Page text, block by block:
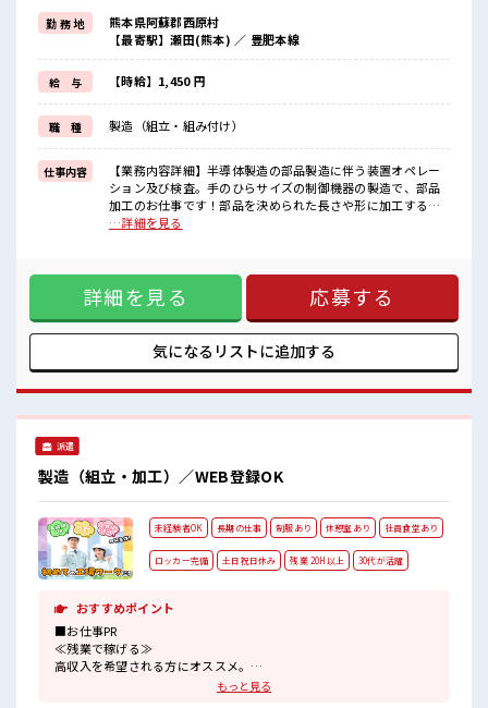
週末は家族や友人と一緒にプライベート満喫！
≪動きやすい制服アリ≫
制服があるので、
毎日の服装の悩み解消♪
≪未経験OKの仕事≫
新しいことにチャレンジするのは不安だけど、
しっかり働く環境が整っています！
イチからスキルUP・ステップUP目指していきましょう！
≪収入アップを目指せる≫
高時給だらけの派遣のお仕事です！
■職場の雰囲気
少人数でアットホームな雰囲気の職場！
時間があれば昼寝もしちゃおう！
程よく残業あり！
勤 務 地
熊本県阿蘇郡西原村
【最寄駅】瀬田(熊本) ／ 豊肥本線
給 与 【時給】1,450 円
職 種 製造（組立・組み付け）
仕事内容
【業務内容詳細】半導体製造の部品製造に伴う装置オペレー
ション及び検査。手のひらサイズの制御機器の製造で、部品
加工のお仕事です！部品を決められた長さや形に加工する工
程です。カット設備や専用治具を用いて作業を行います。イ
残業は月20時間未満で、 ほどよく稼げます♪ ≪週休2日制≫
週末は家族や友人と一緒にプライベート満喫！ ≪動きやすい
制服アリ≫ 制服があるので、 毎日の服装の悩み解消♪ ≪未経
験OKの仕事≫ 新しいことにチャレンジするのは不安だけど、
しっかり働く環境が整っています！ イチからスキルUP・ステ
ップUP目指していきましょう！ ≪収入アップを目指せる≫ 高
ットホームな雰囲気の職場！ 活気あふれる20代活躍中の職場
です☆ 休憩室で楽しくランチ♪ 時間があれば昼寝もしちゃお
…詳細を見る
詳細を見る 応募する
気になるリストに追加する
派遣
製造（組立・加工）／WEB登録OK
未経験者OK 長期の仕事 制服あり 休憩室あり 社員食堂あり
ロッカー完備 土日祝日休み 残業 20H以上 30代が活躍
おすすめポイント
■お仕事PR
≪残業で稼げる≫
高収入を希望される方にオススメ。
残業は月20時間以上あります♪もっと見る